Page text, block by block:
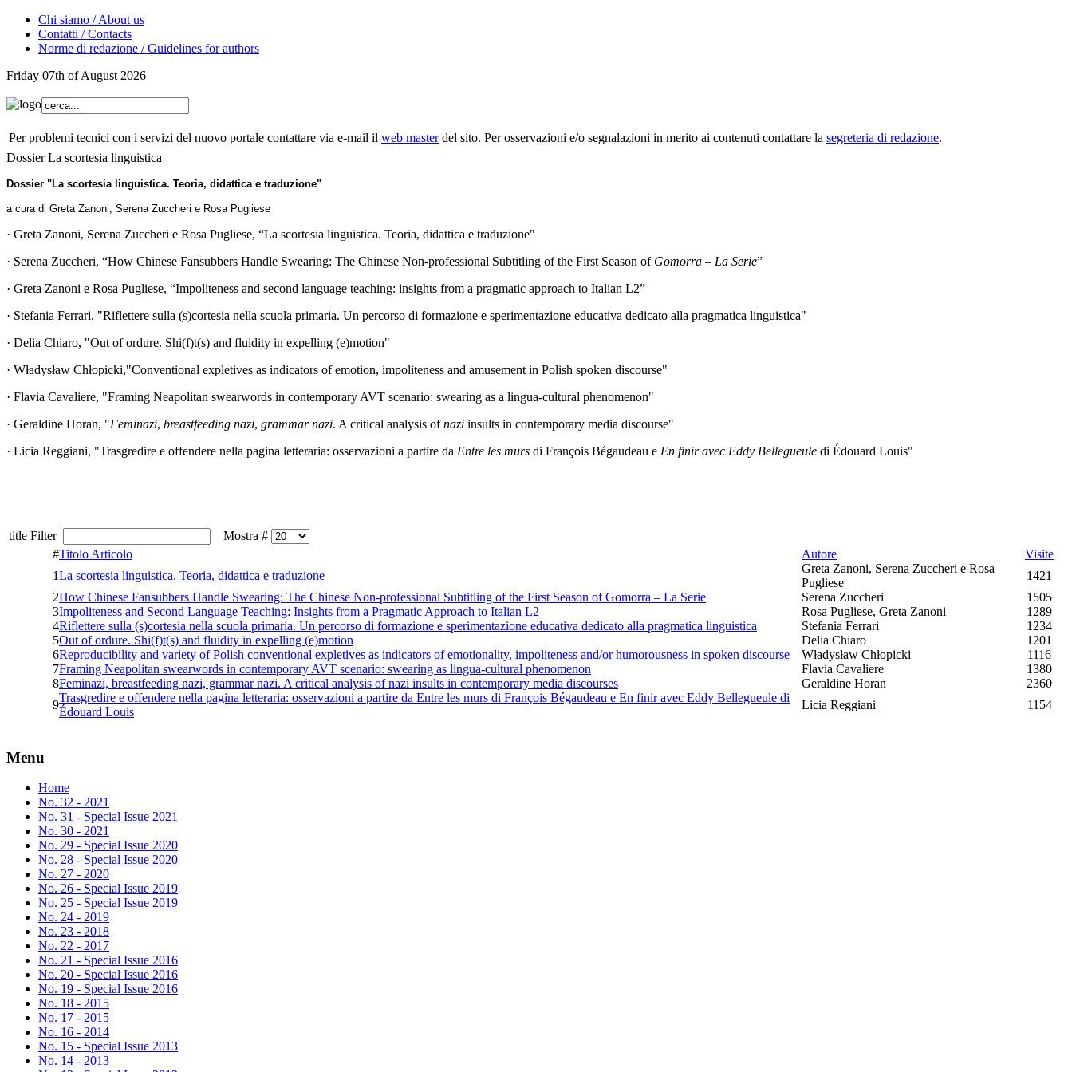
Chi siamo / About us
Contatti / Contacts
Norme di redazione / Guidelines for authors
Friday 07th of August 2026
Per problemi tecnici con i servizi del nuovo portale contattare via e-mail il web masterdel sito. Per osservazioni e/o segnalazioni in merito ai contenuti contattare la segreteria di redazione.
Dossier La scortesia linguistica
Dossier "La scortesia linguistica. Teoria, didattica e traduzione"
a cura di Greta Zanoni, Serena Zuccheri e Rosa Pugliese
· Greta Zanoni, Serena Zuccheri e Rosa Pugliese, “La scortesia linguistica. Teoria, didattica e traduzione"
· Serena Zuccheri, “How Chinese Fansubbers Handle Swearing: The Chinese Non-professional Subtitling of the First Season of Gomorra – La Serie”
· Greta Zanoni e Rosa Pugliese, “Impoliteness and second language teaching: insights from a pragmatic approach to Italian L2”
· Stefania Ferrari, "Riflettere sulla (s)cortesia nella scuola primaria. Un percorso di formazione e sperimentazione educativa dedicato alla pragmatica linguistica"
· Delia Chiaro, "Out of ordure. Shi(f)t(s) and fluidity in expelling (e)motion"
· Władysław Chłopicki,"Conventional expletives as indicators of emotion, impoliteness and amusement in Polish spoken discourse"
· Flavia Cavaliere, "Framing Neapolitan swearwords in contemporary AVT scenario: swearing as a lingua-cultural phenomenon"
· Geraldine Horan, "Feminazi, breastfeeding nazi, grammar nazi. A critical analysis ofnazi insults in contemporary media discourse"
· Licia Reggiani, "Trasgredire e offendere nella pagina letteraria: osservazioni a partire da Entre les murs di François Bégaudeau e En finir avec Eddy Bellegueule di Édouard Louis"
title Filter
Mostra #
#Titolo Articolo Autore
Visite
1La scortesia linguistica. Teoria, didattica e traduzione
Greta Zanoni, Serena Zuccheri e Rosa
Pugliese
1421
2How Chinese Fansubbers Handle Swearing: The Chinese Non-professional Subtitling of the First Season of Gomorra – La Serie Serena Zuccheri
1505
3Impoliteness and Second Language Teaching: Insights from a Pragmatic Approach to Italian L2 Rosa Pugliese, Greta Zanoni
1289
4Riflettere sulla (s)cortesia nella scuola primaria. Un percorso di formazione e sperimentazione educativa dedicato alla pragmatica linguistica Stefania Ferrari
1234
5Out of ordure. Shi(f)t(s) and fluidity in expelling (e)motion Delia Chiaro
1201
6Reproducibility and variety of Polish conventional expletives as indicators of emotionality, impoliteness and/or humorousness in spoken discourse Władysław Chłopicki
1116
7Framing Neapolitan swearwords in contemporary AVT scenario: swearing as lingua-cultural phenomenon Flavia Cavaliere
1380
8Feminazi, breastfeeding nazi, grammar nazi. A critical analysis of nazi insults in contemporary media discourses Geraldine Horan
2360
9
Trasgredire e offendere nella pagina letteraria: osservazioni a partire da Entre les murs di François Bégaudeau e En finir avec Eddy Bellegueule di
Édouard Louis
Licia Reggiani 1154
Menu
Home
No. 32 - 2021
No. 31 - Special Issue 2021
No. 30 - 2021
No. 29 - Special Issue 2020
No. 28 - Special Issue 2020
No. 27 - 2020
No. 26 - Special Issue 2019
No. 25 - Special Issue 2019
No. 24 - 2019
No. 23 - 2018
No. 22 - 2017
No. 21 - Special Issue 2016
No. 20 - Special Issue 2016
No. 19 - Special Issue 2016
No. 18 - 2015
No. 17 - 2015
No. 16 - 2014
No. 15 - Special Issue 2013
No. 14 - 2013